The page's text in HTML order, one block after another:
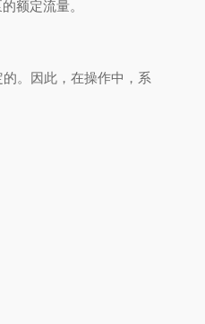
额定流量。
。因此，在操作中，系